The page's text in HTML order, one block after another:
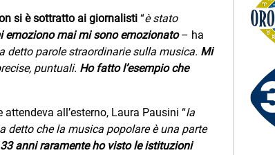
si è sottratto ai giornalisti “è stato
emoziono mai mi sono emozionato– ha
detto parole straordinarie sulla musica. Mi
puntuali. Ho fatto l’esempio che
all’esterno, Laura Pausini “la
detto che la musica popolare è una parte
anni raramente ho visto le istituzioni
Oroscopo
Giusy - Salerno (SA)